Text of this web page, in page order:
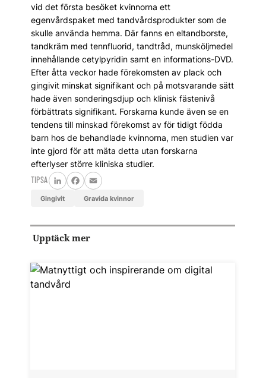
vid det första besöket kvinnorna ett
egenvårdspaket med tandvårdsprodukter som de
skulle använda hemma. Där fanns en eltandborste,
tandkräm med tennfluorid, tandtråd, munsköljmedel
innehållande cetylpyridin samt en informations-DVD.
Efter åtta veckor hade förekomsten av plack och
gin­givit minskat signifikant och på motsvarande sätt
hade även sonderingsdjup och klinisk fästenivå
förbättrats signifikant. Forskarna kunde även se en
tendens till minskad förekomst av för tidigt födda
barn hos de behandlade kvinnorna, men studien var
inte gjord för att mäta detta utan forskarna
efterlyser större kliniska studier.
TIPSA
LinkedInFacebook
Email
gingivit gravida kvinnor
Upptäck mer